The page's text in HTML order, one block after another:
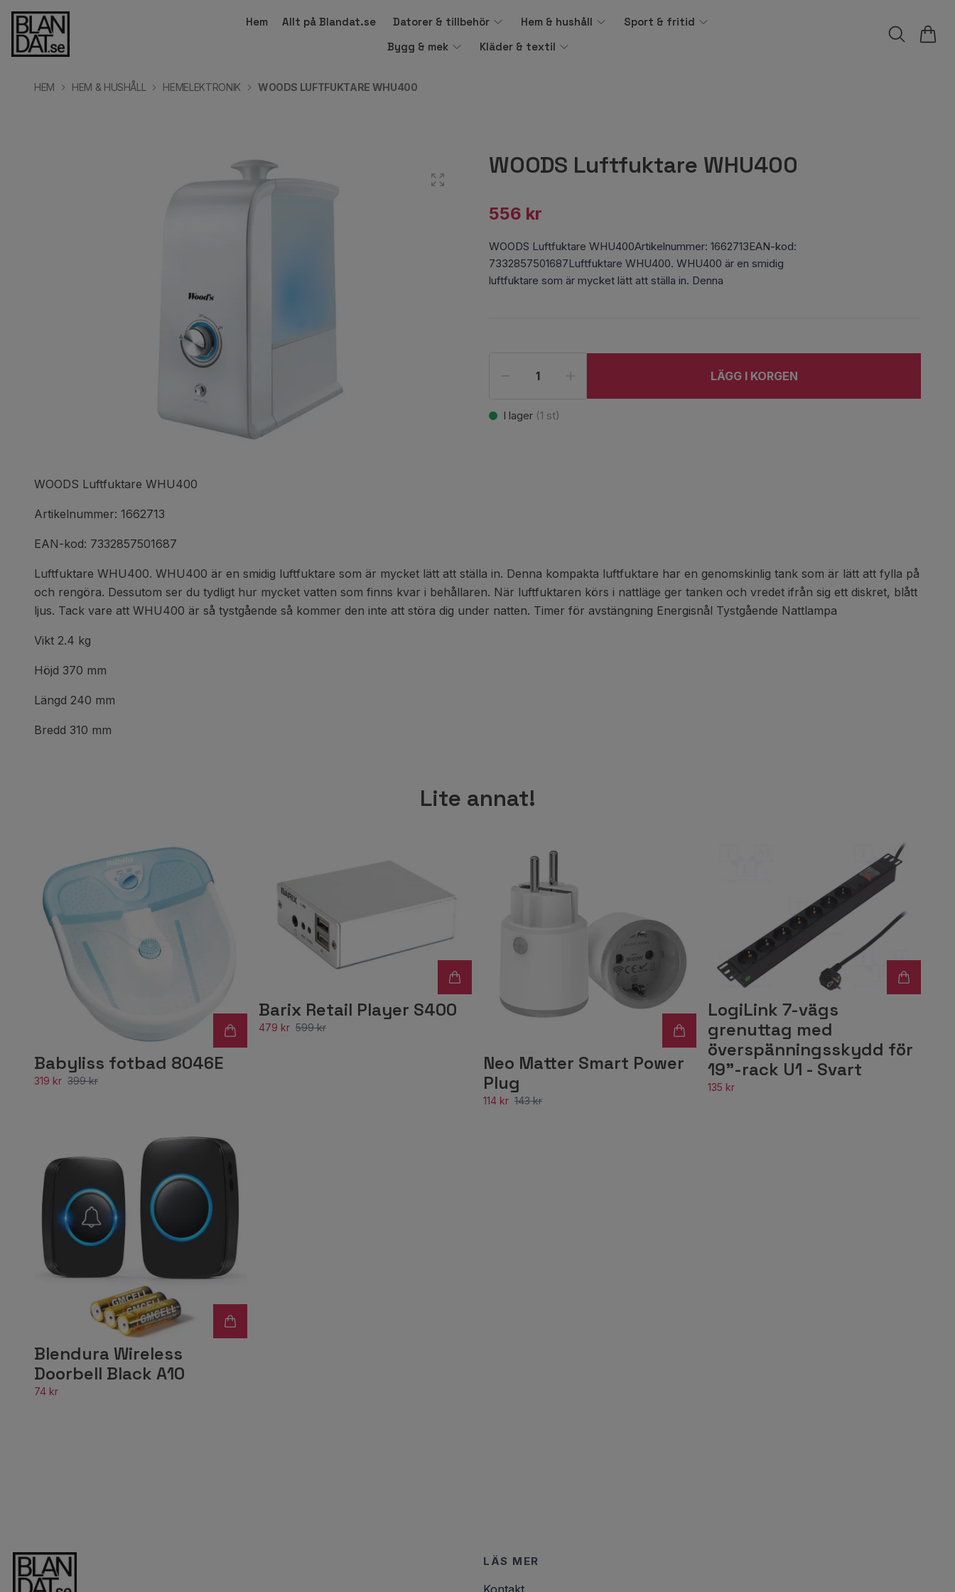
Hem Allt på Blandat.se Datorer & tillbehör Hem & hushåll
Sport & fritid
Bygg & mek
Kläder & textil
HEM HEM & HUSHÅLL HEMELEKTRONIK WOODS LUFTFUKTARE WHU400
WOODS Luftfuktare WHU400
556 kr
WOODS Luftfuktare WHU400Artikelnummer: 1662713EAN-kod:
7332857501687Luftfuktare WHU400. WHU400 är en smidig
luftfuktare som är mycket lätt att ställa in. Denna
LÄGG I KORGEN
I lager (1 st)
WOODS Luftfuktare WHU400
Artikelnummer: 1662713
EAN-kod: 7332857501687
Luftfuktare WHU400. WHU400 är en smidig luftfuktare som är mycket lätt att ställa in. Denna kompakta luftfuktare har en genomskinlig tank som är lätt att fylla på
och rengöra. Dessutom ser du tydligt hur mycket vatten som finns kvar i behållaren. När luftfuktaren körs i nattläge ger tanken och vredet ifrån sig ett diskret, blått
ljus. Tack vare att WHU400 är så tystgående så kommer den inte att störa dig under natten. Timer för avstängning Energisnål Tystgående Nattlampa
Vikt 2.4 kg
Höjd 370 mm
Längd 240 mm
Bredd 310 mm
Lite annat!
Babyliss fotbad 8046E
319 kr 399 kr
Barix Retail Player S400
479 kr 599 kr
Neo Matter Smart Power
Plug
114 kr 143 kr
LogiLink 7-vägs
grenuttag med
överspänningsskydd för
19"-rack U1 - Svart
135 kr
Blendura Wireless
Doorbell Black A10
74 kr
LÄS MER
Kontakt